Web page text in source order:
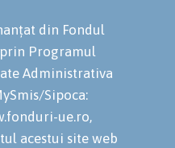
din Fondul
Programul
Administrativa
Sipoca:
ue.ro,
acestui site web